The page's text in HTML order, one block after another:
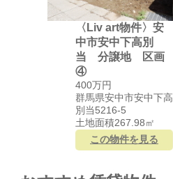
〈Liv art物件〉安
中市安中下高別
当 分譲地 区画
④
400万円
群馬県安中市安中下高
別当5216-5
土地面積267.98㎡
この物件を見る